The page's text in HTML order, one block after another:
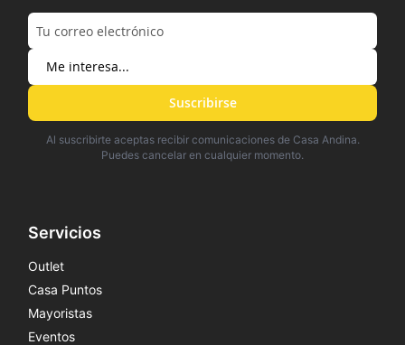
Suscribirse
Al suscribirte aceptas recibir comunicaciones de Casa Andina.
Puedes cancelar en cualquier momento.
Servicios
Outlet
Casa Puntos
Mayoristas
Eventos